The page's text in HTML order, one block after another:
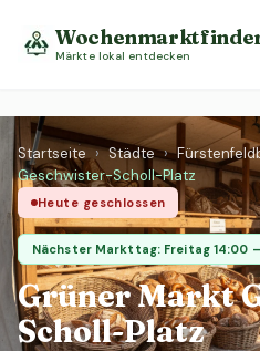
Märkte lokal entdecken
Startseite › Städte ›
Geschwister-Scholl-Platz
Heute geschlossen
Nächster Markttag: Freitag 14:00
Grüner Markt
Scholl-Platz